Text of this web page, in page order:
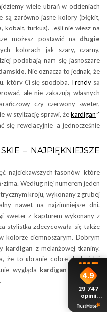
wiele ubrań w odcieniach
są zarówno jasne kolory (błękit,
kobalt, turkus). Jeśli nie wiesz na
możesz postawić na długie
kolorach jak szary, czarny,
podobają nam się jasnoszare
. Nie oznacza to jednak, że
który Ci się spodoba. Trendy są
ale nie zakazują własnych
czy czerwony sweter,
w stylizację sprawi, żekardigan
się rewelacyjnie, a jednocześnie
– NAJPIĘKNIEJSZE
najciekawszych fasonów, które
Według niej numerem jeden
kroju, wykonany z grubej
nawet na najzimniejsze dni.
sweter z kapturem wykonany z
stylistka zdecydowała się także
kolorze ciemnoszarym. Dobrym
kardigan z melanżowej tkaniny.
że to ubranie dobre do każdej
wygląda kardigan w kratę z
4.9
29 747
opinii
z całego
okresu